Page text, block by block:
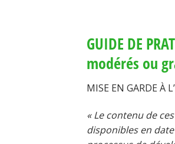
GUIDE DE
modérés ou
MISE EN GARDE À
« Le contenu de
disponibles en